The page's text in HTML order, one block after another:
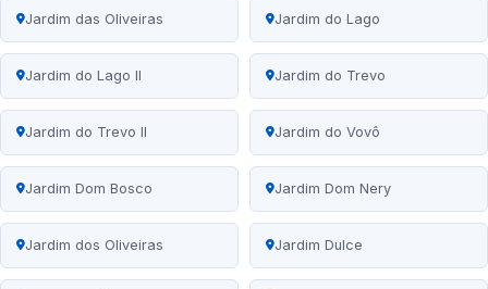
Jardim das Oliveiras Jardim do Lago
Jardim do Lago II Jardim do Trevo
Jardim do Trevo II Jardim do Vovô
Jardim Dom Bosco Jardim Dom Nery
Jardim dos Oliveiras Jardim Dulce